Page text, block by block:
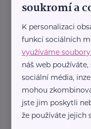
Nadační fond
Sezimova 3 Praha
Nadační fond
propaguje
propojuje děti z
domovů se
soukromí a
K personalizaci
funkcí sociálních
využíváme
náš web
sociální média,
mohou
jste jim poskytli
že používáte jejich